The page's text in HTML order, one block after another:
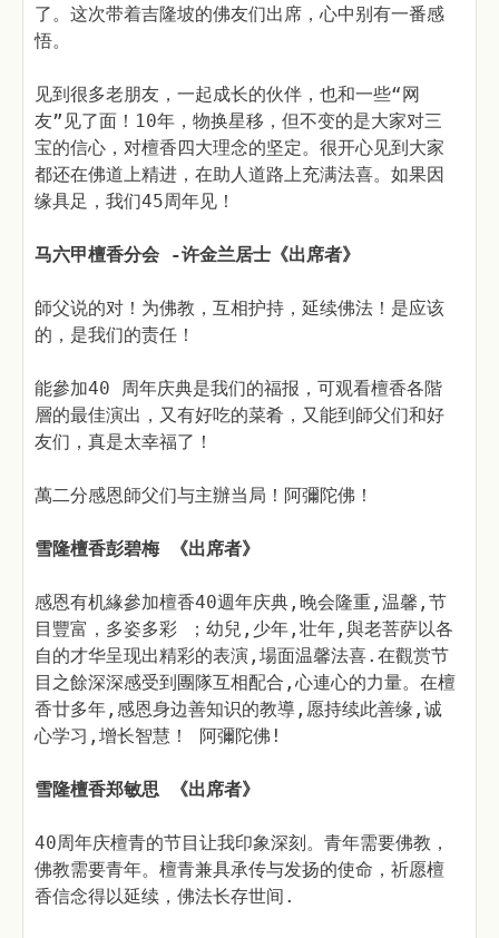
了。这次带着吉隆坡的佛友们出席，心中别有一番感
悟。
见到很多老朋友，一起成长的伙伴，也和一些“网
友”见了面！10年，物换星移，但不变的是大家对三
宝的信心，对檀香四大理念的坚定。很开心见到大家
都还在佛道上精进，在助人道路上充满法喜。如果因
缘具足，我们45周年见！
马六甲檀香分会 -许金兰居士《出席者》
師父说的对！为佛教，互相护持，延续佛法！是应该
的，是我们的责任！
能參加40 周年庆典是我们的福报，可观看檀香各階
層的最佳演出，又有好吃的菜肴，又能到師父们和好
友们，真是太幸福了！
萬二分感恩師父们与主辦当局！阿彌陀佛！
雪隆檀香彭碧梅 《出席者》
感恩有机緣參加檀香40週年庆典,晚会隆重,温馨,节
目豐富，多姿多彩 ；幼兒,少年,壮年,與老菩萨以各
自的才华呈现出精彩的表演,場面温馨法喜.在觀赏节
目之餘深深感受到團隊互相配合,心連心的力量。在檀
香廿多年,感恩身边善知识的教導,愿持续此善缘,诚
心学习,增长智慧！ 阿彌陀佛!
雪隆檀香郑敏思 《出席者》
40周年庆檀青的节目让我印象深刻。青年需要佛教，
佛教需要青年。檀青兼具承传与发扬的使命，祈愿檀
香信念得以延续，佛法长存世间.